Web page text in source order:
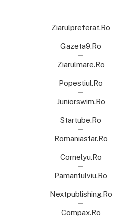
Ziarulpreferat.ro
Gazeta9.ro
Ziarulmare.ro
Popestiul.ro
Juniorswim.ro
Startube.ro
Romaniastar.ro
Cornelyu.ro
Pamantulviu.ro
Nextpublishing.ro
Compax.ro